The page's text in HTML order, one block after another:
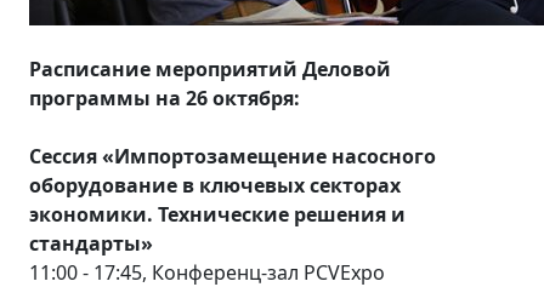
Расписание мероприятий Деловой
программы на 26 октября:
Сессия «Импортозамещение насосного
оборудование в ключевых секторах
экономики. Технические решения и
стандарты»
11:00 - 17:45, Конференц-зал PCVExpo